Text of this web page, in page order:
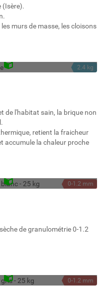
(Isère).
murs de masse, les cloisons
2.4 kg
de l'habitat sain, la brique non
retient la fraicheur
accumule la chaleur proche
0-1.2 mm
de granulométrie 0-1.2
0-1.2 mm